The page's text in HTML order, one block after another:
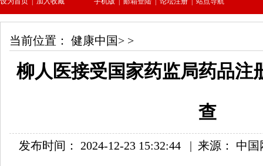
当前位置： 健康中国> >
柳人医接受国家药监局药品注
查
发布时间： 2024-12-23 15:32:44 | 来源： 中